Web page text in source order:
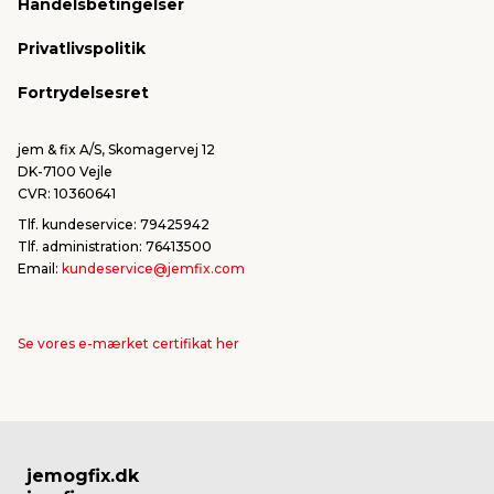
Handelsbetingelser
Privatlivspolitik
Fortrydelsesret
jem & fix A/S, Skomagervej 12
DK-7100 Vejle
CVR: 10360641
Tlf. kundeservice: 79425942
Tlf. administration: 76413500
Email: kundeservice@jemfix.com
Se vores e-mærket certifikat her
jemogfix.dk